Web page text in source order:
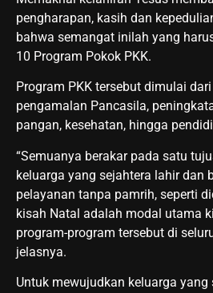
pengharapan, kasih dan
bahwa semangat inilah yang
10 Program Pokok PKK.
Program PKK tersebut dimulai
pengamalan Pancasila,
pangan, kesehatan, hingga
“Semuanya berakar pada satu
keluarga yang sejahtera lahir dan
pelayanan tanpa pamrih, seperti
kisah Natal adalah modal utama
program-program tersebut di
jelasnya.
Untuk mewujudkan keluarga yang